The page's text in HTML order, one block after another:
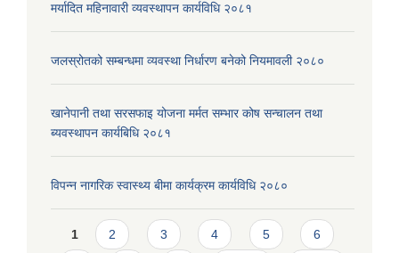
मर्यादित महिनावारी व्यवस्थापन कार्यविधि २०८१
जलस्रोतको सम्बन्धमा व्यवस्था निर्धारण बनेको नियमावली २०८०
खानेपानी तथा सरसफाइ योजना मर्मत सम्भार कोष सन्चालन तथा
ब्यवस्थापन कार्यबिधि २०८१
विपन्न नागरिक स्वास्थ्य बीमा कार्यक्रम कार्यविधि २०८०
Pages
1 2 3 4 5 6